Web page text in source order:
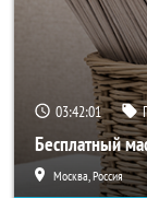
03:41:58
Бесплатный
Москва, Россия